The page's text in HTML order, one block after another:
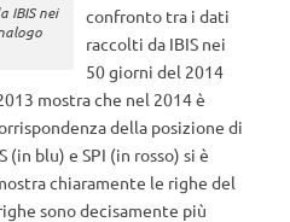
IBIS nei
confronto tra i dati
raccolti da IBIS nei
50 giorni del 2014
mostra che nel 2014 è
della posizione di
(in blu) e SPI (in rosso) si è
chiaramente le righe del
sono decisamente più